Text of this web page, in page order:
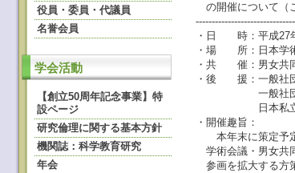
役員・委員・代議員
名誉会員
学会活動
【創立50周年記念事業】特
設ページ
研究倫理に関する基本方針
機関誌：科学教育研究
年会
の開催について（
・日 時：平成27
・場 所：日本学
・共 催：男女共
・後 援：一般社団
一般社団法人
日本私立大
・開催趣旨：
本年末に策定予定
学術会議・男女共
参画を拡大する方